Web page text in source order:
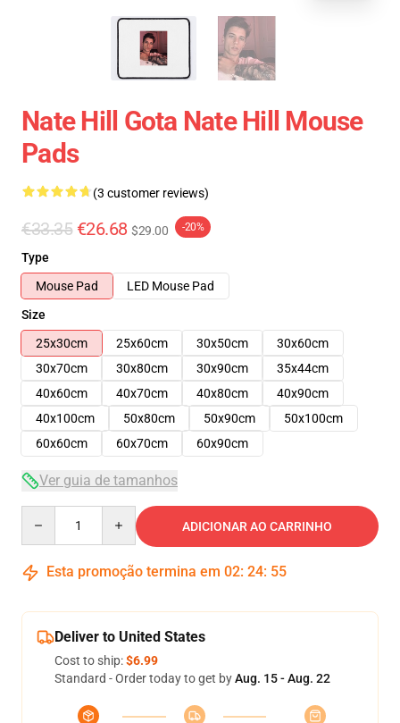
Nate Hill Gota Nate Hill Mouse
Pads
(3 customer reviews)
€33.35 €26.68 $29.00 -20%
Type
Mouse Pad
LED Mouse Pad
Size
25x30cm
25x60cm 30x50cm
30x60cm
30x70cm
30x80cm 30x90cm
35x44cm
40x60cm
40x70cm 40x80cm
40x90cm
40x100cm
50x80cm 50x90cm
50x100cm
60x60cm
60x70cm 60x90cm
Ver guia de tamanhos
ADICIONAR AO CARRINHO
Esta promoção termina em 02: 24: 54
Deliver to United States
Cost to ship:$6.99
Standard - Order today to get byAug. 15 - Aug. 22